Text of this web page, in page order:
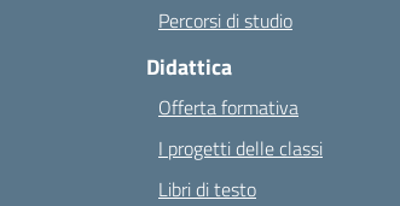
Percorsi di studio
Didattica
Offerta formativa
I progetti delle classi
Libri di testo